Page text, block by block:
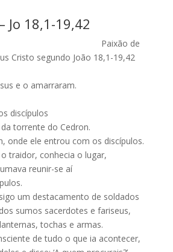
Jo 18,1-19,42
de
Cristo segundo João 18,1-19,42
e o amarraram.
discípulos
torrente do Cedron.
onde ele entrou com os discípulos.
traidor, conhecia o lugar,
reunir-se aí
um destacamento de soldados
sumos sacerdotes e fariseus,
tochas e armas.
de tudo o que ia acontecer,